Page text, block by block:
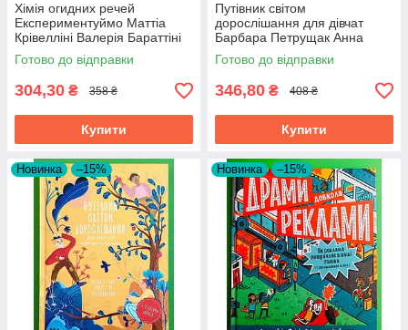
Хімія огидних речей
Експериментуймо Маттіа
Крівелліні Валерія Бараттіні
Видавництво Старого Лева
Готово до відправки
304,30 ₴ 358 ₴
Купити
Путівник світом
дорослішання для дівчат
Барбара Петрущак Анна
Рудак Видавництво Старого
Лева
Готово до відправки
346,80 ₴ 408 ₴
Купити
Новинка –15% Новинка –15%